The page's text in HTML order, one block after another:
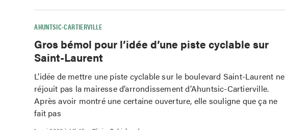
AHUNTSIC-CARTIERVILLE
Gros bémol pour l’idée d’une piste cyclable sur
Saint-Laurent
L’idée de mettre une piste cyclable sur le boulevard Saint-Laurent ne
réjouit pas la mairesse d’arrondissement d’Ahuntsic-Cartierville.
Après avoir montré une certaine ouverture, elle souligne que ça ne
fait pas